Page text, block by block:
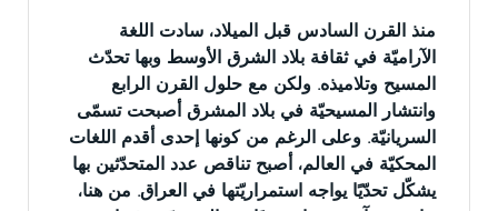
منذ القرن السادس قبل الميلاد، سادت اللغة
الآراميّة في ثقافة بلاد الشرق الأوسط وبها تحدّث
المسيح وتلاميذه. ولكن مع حلول القرن الرابع
وانتشار المسيحيّة في بلاد المشرق أصبحت تسمّى
السريانيّة. وعلى الرغم من كونها إحدى أقدم اللغات
المحكيّة في العالم، أصبح تناقص عدد المتحدّثين بها
يشكّل تحدّيًا يواجه استمراريّتها في العراق. من هنا،